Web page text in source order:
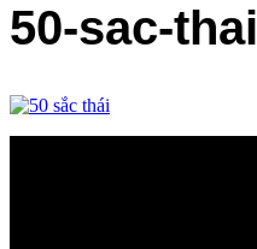
50-sac-thai